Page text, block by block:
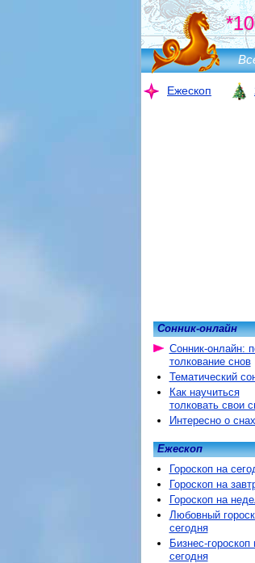
Ежескоп
Сонник-онлайн
Сонник-онлайн:
толкование снов
Тематический
Как научиться
толковать свои
Интересно о снах
Ежескоп
Гороскоп на
Гороскоп на
Гороскоп на
Любовный
сегодня
Бизнес-гороскоп
сегодня